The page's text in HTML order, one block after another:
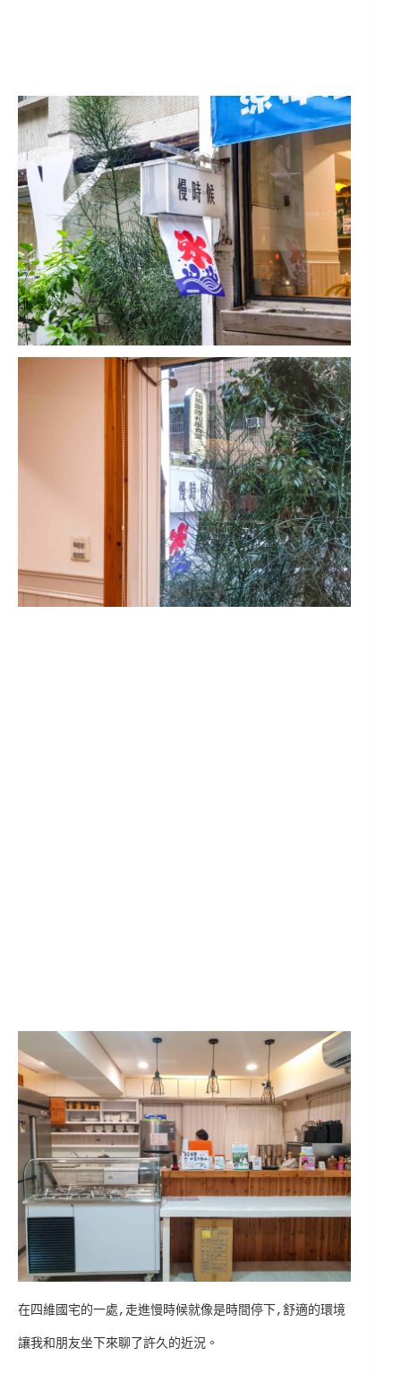
在四維國宅的一處,走進慢時候就像是時間停下,舒適的環境
讓我和朋友坐下來聊了許久的近況。